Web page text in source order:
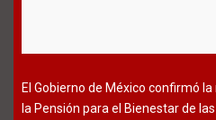
El Gobierno de México confirmó
la Pensión para el Bienestar de